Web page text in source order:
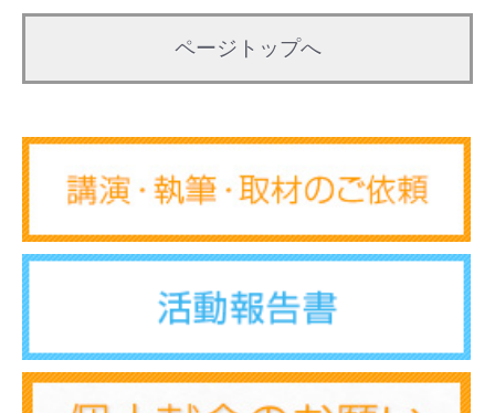
ページトップへ